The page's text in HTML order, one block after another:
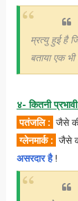
म्रत्यु हुई है
बताया एक भी
४- कितनी
पतंजलि : जैसे
ग्लेनमार्क : जैसे
असरदार है!